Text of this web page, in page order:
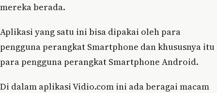
mereka berada.
Aplikasi yang satu ini bisa dipakai oleh para
pengguna perangkat Smartphone dan khususnya itu
para pengguna perangkat Smartphone Android.
Di dalam aplikasi Vidio.com ini ada beragai macam